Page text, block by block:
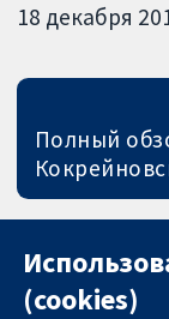
18 декабря
Полный
(cookies)